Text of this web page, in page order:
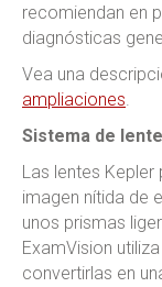
recomiendan en
diagnósticas
Vea una
ampliaciones.
Sistema de
Las lentes
imagen nítida de
unos prismas
ExamVision
convertirlas en